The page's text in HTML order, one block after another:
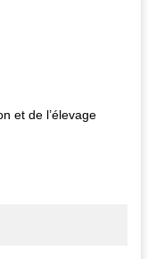
et de l’élevage